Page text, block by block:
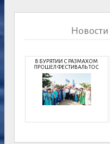
В БУРЯТИИ С РАЗМАХОМ
ПРОШЕЛ ФЕСТИВАЛЬ ТОС